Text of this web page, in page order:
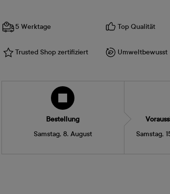
5 Werktage Top Qualität
Trusted Shop zertifiziert Umweltbewusst
Bestellung
Samstag, 8. August
Samstag,